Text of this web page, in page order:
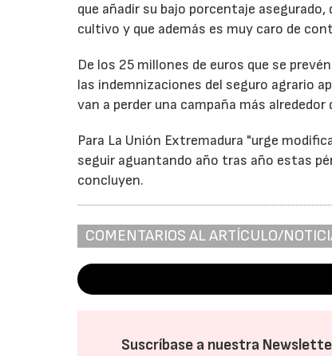
que añadir su bajo porcentaje
cultivo y que además es muy caro de
De los 25 millones de euros que se
las indemnizaciones del seguro agrario
van a perder una campaña más
Para La Unión Extremadura "urge
seguir aguantando año tras año estas
concluyen.
COMENTARIOS AL ARTÍCULO/
Suscríbase a nuestra